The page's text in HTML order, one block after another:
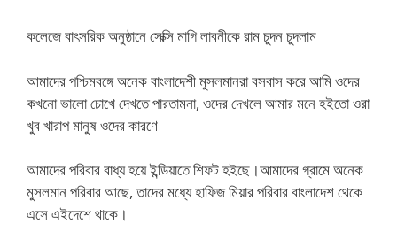
কলেজে বাৎসরিক অনুষ্ঠানে সেক্সি মাগি লাবনীকে রাম চুদন চুদলাম
আমাদের পশ্চিমবঙ্গে অনেক বাংলাদেশী মুসলমানরা বসবাস করে আমি ওদের
কখনো ভালো চোখে দেখতে পারতামনা, ওদের দেখলে আমার মনে হইতো ওরা
খুব খারাপ মানুষ ওদের কারণে
আমাদের পরিবার বাধ্য হয়ে ইন্ডিয়াতে শিফট হইছে।আমাদের গ্রামে অনেক
মুসলমান পরিবার আছে, তাদের মধ্যে হাফিজ মিয়ার পরিবার বাংলাদেশ থেকে
এসে এইদেশে থাকে।